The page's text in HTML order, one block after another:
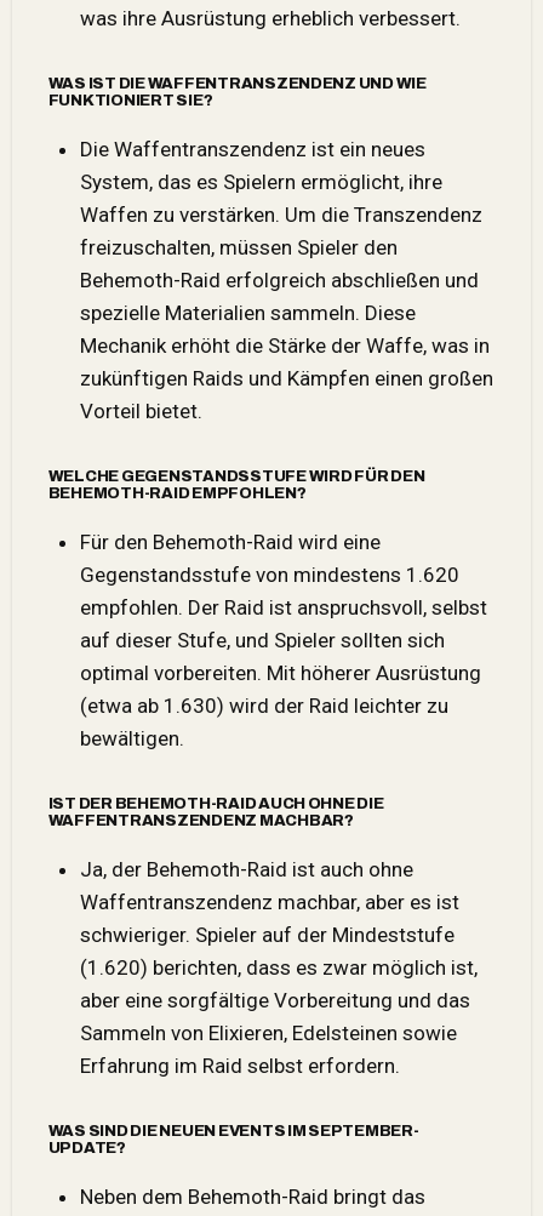
was ihre Ausrüstung erheblich verbessert.
WAS IST DIE WAFFENTRANSZENDENZ UND WIE
FUNKTIONIERT SIE?
Die Waffentranszendenz ist ein neues
System, das es Spielern ermöglicht, ihre
Waffen zu verstärken. Um die Transzendenz
freizuschalten, müssen Spieler den
Behemoth-Raid erfolgreich abschließen und
spezielle Materialien sammeln. Diese
Mechanik erhöht die Stärke der Waffe, was in
zukünftigen Raids und Kämpfen einen großen
Vorteil bietet.
WELCHE GEGENSTANDSSTUFE WIRD FÜR DEN
BEHEMOTH-RAID EMPFOHLEN?
Für den Behemoth-Raid wird eine
Gegenstandsstufe von mindestens 1.620
empfohlen. Der Raid ist anspruchsvoll, selbst
auf dieser Stufe, und Spieler sollten sich
optimal vorbereiten. Mit höherer Ausrüstung
(etwa ab 1.630) wird der Raid leichter zu
bewältigen.
IST DER BEHEMOTH-RAID AUCH OHNE DIE
WAFFENTRANSZENDENZ MACHBAR?
Ja, der Behemoth-Raid ist auch ohne
Waffentranszendenz machbar, aber es ist
schwieriger. Spieler auf der Mindeststufe
(1.620) berichten, dass es zwar möglich ist,
aber eine sorgfältige Vorbereitung und das
Sammeln von Elixieren, Edelsteinen sowie
Erfahrung im Raid selbst erfordern.
WAS SIND DIE NEUEN EVENTS IM SEPTEMBER-
UPDATE?
Neben dem Behemoth-Raid bringt das